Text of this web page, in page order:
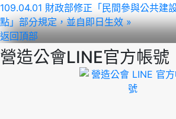
109.04.01 財政部修正「民間參與公共建
點」部分規定，並自即日生效 »
返回頂部
營造公會LINE官方帳號